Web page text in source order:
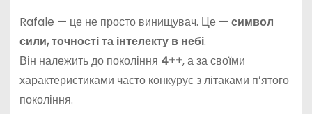
Rafale — це не просто винищувач. Це — символ
сили, точності та інтелекту в небі.
Він належить до покоління 4++, а за своїми
характеристиками часто конкурує з літаками п’ятого
покоління.